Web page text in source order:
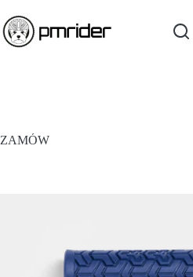
ZAMÓW